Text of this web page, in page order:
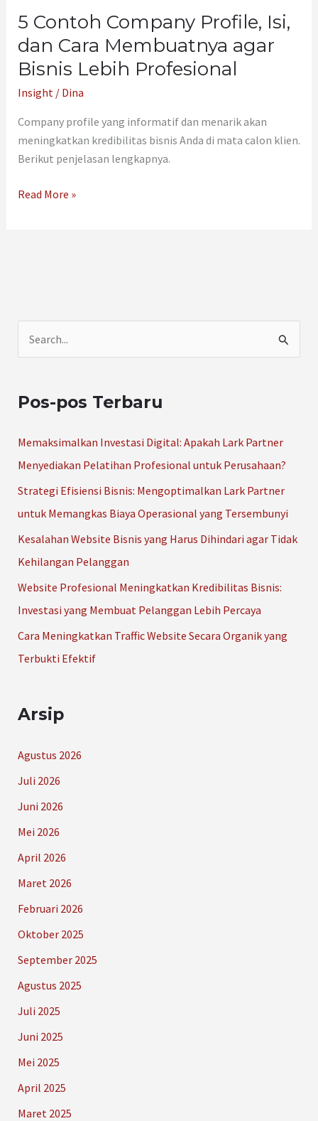
5 Contoh Company Profile, Isi,
dan Cara Membuatnya agar
Bisnis Lebih Profesional
Insight/ Dina
Company profile yang informatif dan menarik akan
meningkatkan kredibilitas bisnis Anda di mata calon klien.
Berikut penjelasan lengkapnya.
agar
Bisnis
Lebih
Profesional
Read More »
i
:
Pos-pos Terbaru
Memaksimalkan Investasi Digital: Apakah Lark Partner
Menyediakan Pelatihan Profesional untuk Perusahaan?
Strategi Efisiensi Bisnis: Mengoptimalkan Lark Partner
untuk Memangkas Biaya Operasional yang Tersembunyi
Kesalahan Website Bisnis yang Harus Dihindari agar Tidak
Kehilangan Pelanggan
Website Profesional Meningkatkan Kredibilitas Bisnis:
Investasi yang Membuat Pelanggan Lebih Percaya
Cara Meningkatkan Traffic Website Secara Organik yang
Terbukti Efektif
Arsip
Agustus 2026
Juli 2026
Juni 2026
Mei 2026
April 2026
Maret 2026
Februari 2026
Oktober 2025
September 2025
Agustus 2025
Juli 2025
Juni 2025
Mei 2025
April 2025
Maret 2025